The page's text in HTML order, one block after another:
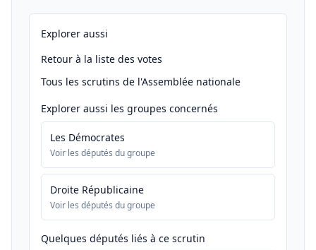
Explorer aussi
Retour à la liste des votes
Tous les scrutins de l'Assemblée nationale
Explorer aussi les groupes concernés
Les Démocrates
Voir les députés du groupe
Droite Républicaine
Voir les députés du groupe
Quelques députés liés à ce scrutin